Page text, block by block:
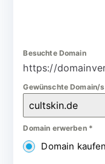
Besuchte Domain
https://
Gewünschte Domain/s
Domain erwerben *
Domain